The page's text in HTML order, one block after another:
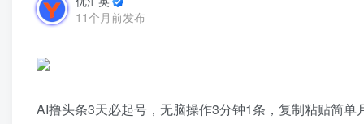
11个月前发布
AI撸头条3天必起号，无脑操作3分钟1条，复制粘贴简单